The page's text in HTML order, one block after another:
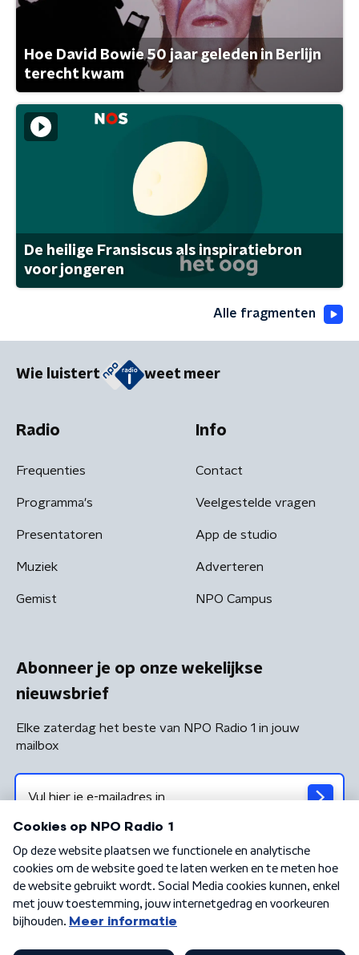
Hoe David Bowie 50 jaar geleden in Berlijn
terecht kwam
De heilige Fransiscus als inspiratiebron
voor jongeren
Alle fragmenten
Wie luistert weet meer
Radio
Frequenties
Programma's
Presentatoren
Muziek
Gemist
Info
Contact
Veelgestelde vragen
App de studio
Adverteren
NPO Campus
Abonneer je op onze wekelijkse
nieuwsbrief
Elke zaterdag het beste van NPO Radio 1 in jouw
mailbox
Algemene voorwaarden